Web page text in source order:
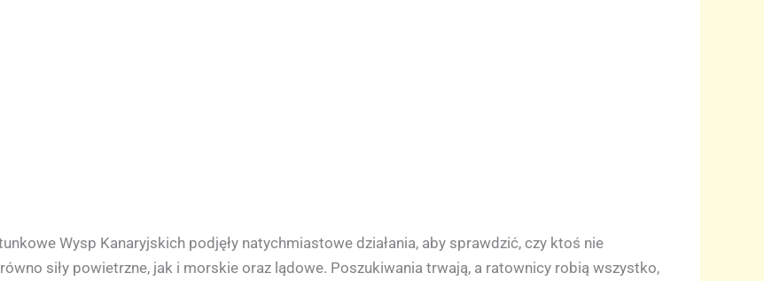
Wysp Kanaryjskich podjęły natychmiastowe działania, aby sprawdzić, czy ktoś nie
siły powietrzne, jak i morskie oraz lądowe. Poszukiwania trwają, a ratownicy robią wszystko,